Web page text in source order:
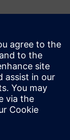
svim procesnim
korištenja